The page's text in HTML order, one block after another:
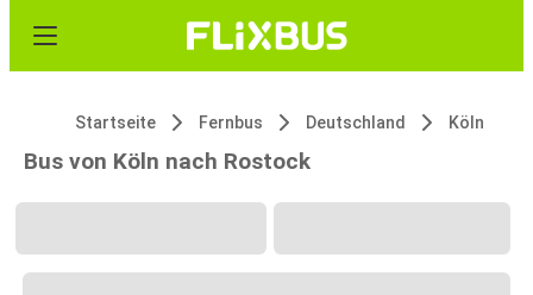
Startseite Fernbus Deutschland Köln
Bus von Köln nach Rostock